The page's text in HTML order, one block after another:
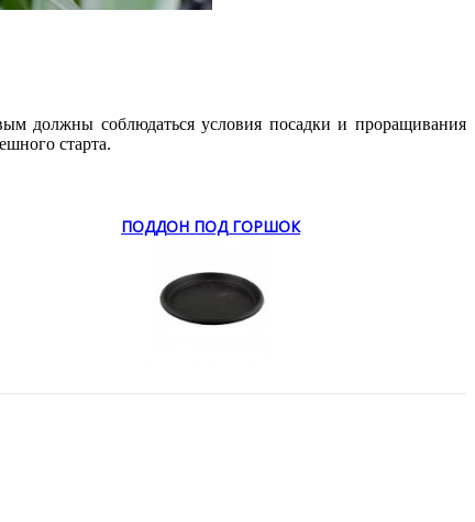
должны соблюдаться условия посадки и проращивания
старта.
ПОДДОН ПОД ГОРШОК